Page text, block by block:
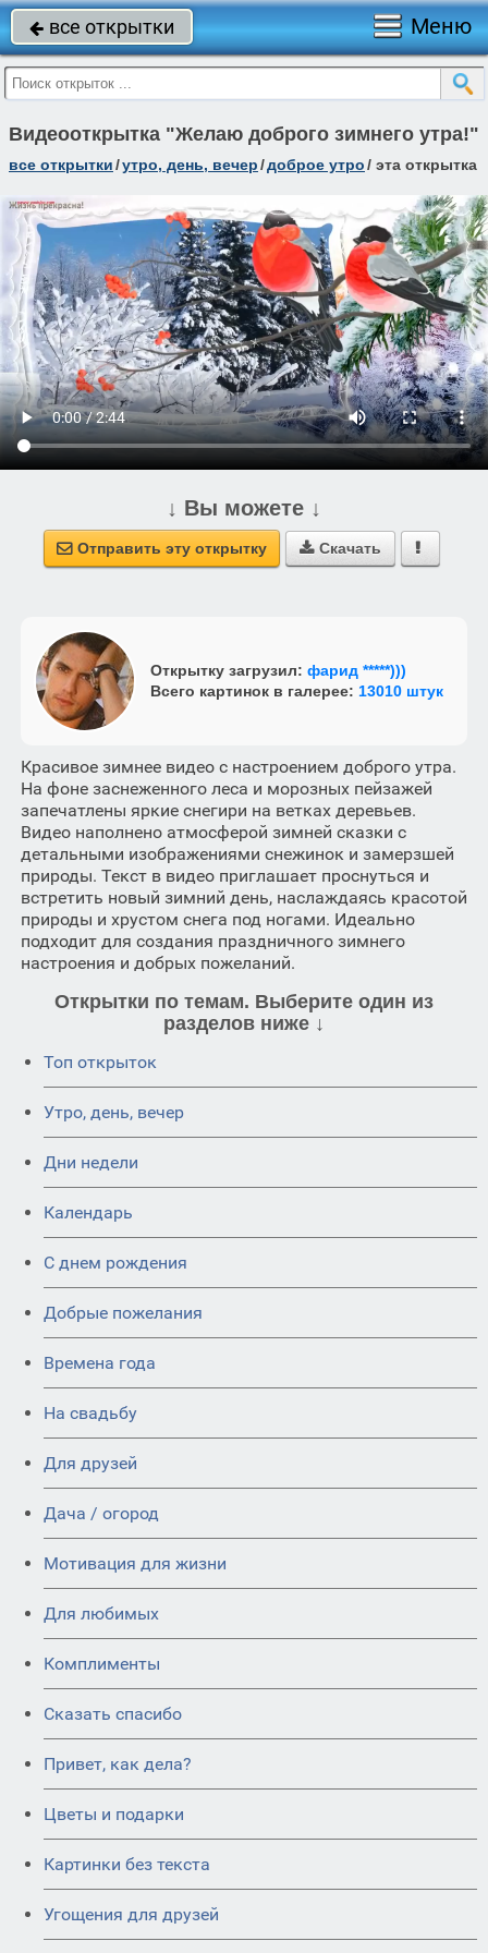
 все открытки Меню
Видеооткрытка "Желаю доброго зимнего утра!"
все открытки/утро, день, вечер/доброе утро/ эта открытка
↓ Вы можете ↓
 Отправить эту открытку  Скачать 
Открытку загрузил: фарид *****)))
Всего картинок в галерее: 13010 штук
Красивое зимнее видео с настроением доброго утра.
На фоне заснеженного леса и морозных пейзажей
запечатлены яркие снегири на ветках деревьев.
Видео наполнено атмосферой зимней сказки с
детальными изображениями снежинок и замерзшей
природы. Текст в видео приглашает проснуться и
встретить новый зимний день, наслаждаясь красотой
природы и хрустом снега под ногами. Идеально
подходит для создания праздничного зимнего
настроения и добрых пожеланий.
Открытки по темам. Выберите один из
разделов ниже ↓
Топ открыток
Утро, день, вечер
Дни недели
Календарь
C днем рождения
Добрые пожелания
Времена года
На свадьбу
Для друзей
Дача / огород
Мотивация для жизни
Для любимых
Комплименты
Сказать спасибо
Привет, как дела?
Цветы и подарки
Картинки без текста
Угощения для друзей